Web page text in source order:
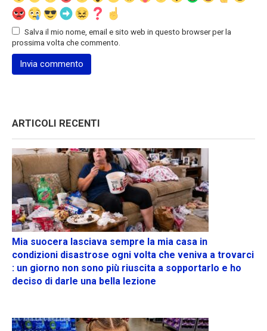
Salva il mio nome, email e sito web in questo browser per la
prossima volta che commento.
ARTICOLI RECENTI
Mia suocera lasciava sempre la mia casa in
condizioni disastrose ogni volta che veniva a trovarci
: un giorno non sono più riuscita a sopportarlo e ho
deciso di darle una bella lezione